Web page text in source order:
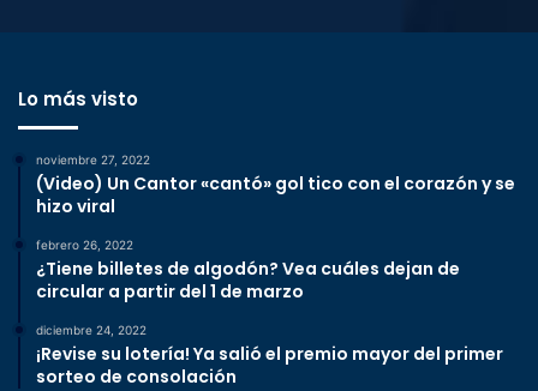
Lo más visto
noviembre 27, 2022
(Video) Un Cantor «cantó» gol tico con el corazón y se
hizo viral
febrero 26, 2022
¿Tiene billetes de algodón? Vea cuáles dejan de
circular a partir del 1 de marzo
diciembre 24, 2022
¡Revise su lotería! Ya salió el premio mayor del primer
sorteo de consolación